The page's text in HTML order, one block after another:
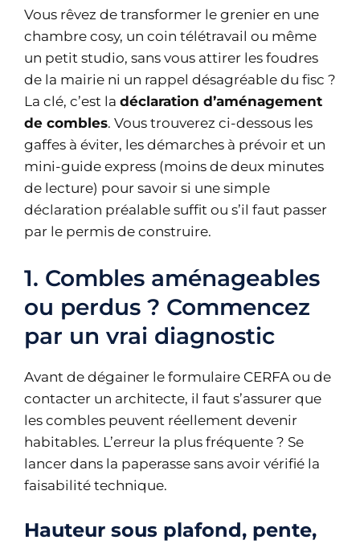
Vous rêvez de transformer le grenier en une
chambre cosy, un coin télétravail ou même
un petit studio, sans vous attirer les foudres
de la mairie ni un rappel désagréable du fisc ?
La clé, c’est la déclaration d’aménagement
de combles. Vous trouverez ci-dessous les
gaffes à éviter, les démarches à prévoir et un
mini-guide express (moins de deux minutes
de lecture) pour savoir si une simple
déclaration préalable suffit ou s’il faut passer
par le permis de construire.
1. Combles aménageables
ou perdus ? Commencez
par un vrai diagnostic
Avant de dégainer le formulaire CERFA ou de
contacter un architecte, il faut s’assurer que
les combles peuvent réellement devenir
habitables. L’erreur la plus fréquente ? Se
lancer dans la paperasse sans avoir vérifié la
faisabilité technique.
Hauteur sous plafond, pente,